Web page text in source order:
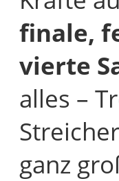
finale,
vierte
alles –
ganz